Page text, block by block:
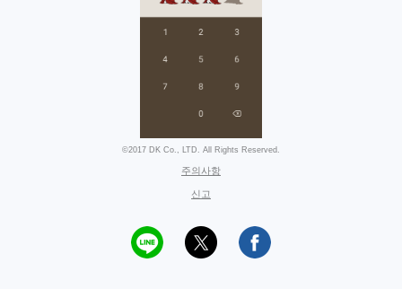
©2017 DK Co., LTD. All Rights Reserved.
주의사항
신고